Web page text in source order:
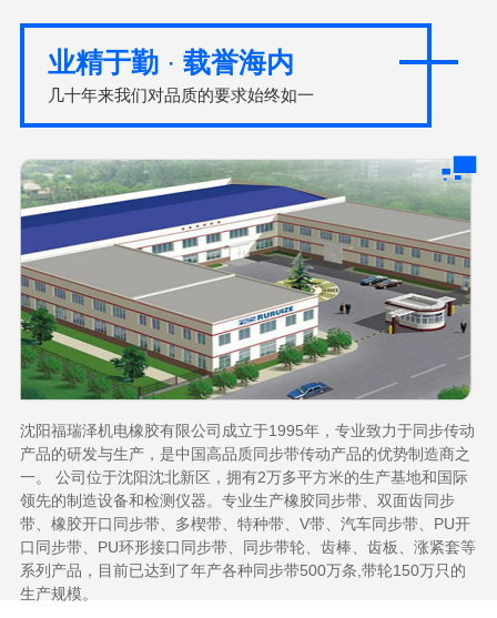
业精于勤 · 载誉海内
几十年来我们对品质的要求始终如一
沈阳福瑞泽机电橡胶有限公司成立于1995年，专业致力于同步传动
产品的研发与生产，是中国高品质同步带传动产品的优势制造商之
一。 公司位于沈阳沈北新区，拥有2万多平方米的生产基地和国际
领先的制造设备和检测仪器。专业生产橡胶同步带、双面齿同步
带、橡胶开口同步带、多楔带、特种带、V带、汽车同步带、PU开
口同步带、PU环形接口同步带、同步带轮、齿棒、齿板、涨紧套等
系列产品，目前已达到了年产各种同步带500万条,带轮150万只的
生产规模。